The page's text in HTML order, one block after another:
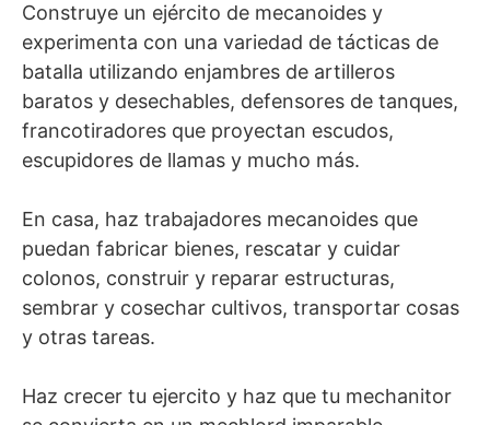
Construye un ejército de mecanoides y
experimenta con una variedad de tácticas de
batalla utilizando enjambres de artilleros
baratos y desechables, defensores de tanques,
francotiradores que proyectan escudos,
escupidores de llamas y mucho más.
En casa, haz trabajadores mecanoides que
puedan fabricar bienes, rescatar y cuidar
colonos, construir y reparar estructuras,
sembrar y cosechar cultivos, transportar cosas
y otras tareas.
Haz crecer tu ejercito y haz que tu mechanitor